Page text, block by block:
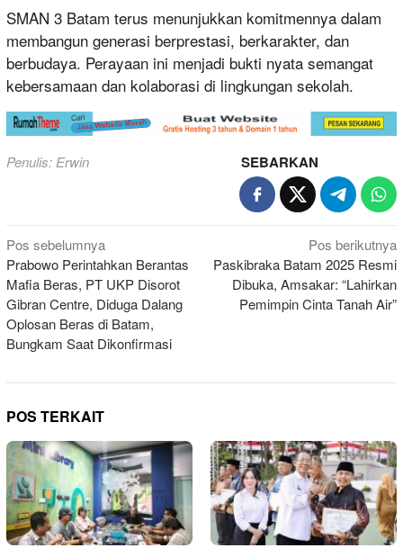
SMAN 3 Batam terus menunjukkan komitmennya dalam
membangun generasi berprestasi, berkarakter, dan
berbudaya. Perayaan ini menjadi bukti nyata semangat
kebersamaan dan kolaborasi di lingkungan sekolah.
Penulis: Erwin SEBARKAN
Navigasi
pos
Pos sebelumnya
Prabowo Perintahkan Berantas
Mafia Beras, PT UKP Disorot
Gibran Centre, Diduga Dalang
Oplosan Beras di Batam,
Bungkam Saat Dikonfirmasi
Pos berikutnya
Paskibraka Batam 2025 Resmi
Dibuka, Amsakar: “Lahirkan
Pemimpin Cinta Tanah Air”
POS TERKAIT